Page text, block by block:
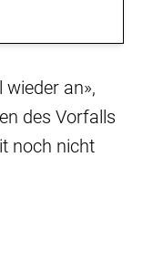
an»,
des Vorfalls
noch nicht